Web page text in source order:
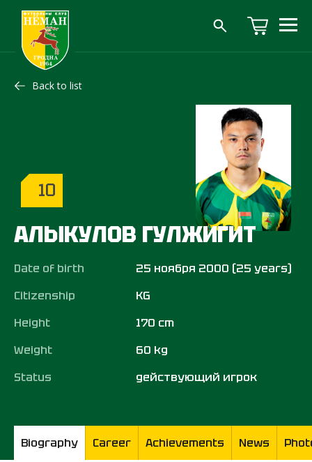
Back to list
10
АЛЫКУЛОВ ГУЛЖИГИТ
Date of birth
25 ноября 2000 (25 years)
Citizenship
KG
Height
170 cm
Weight
60 kg
Status
действующий игрок
Biography Career Achievements News